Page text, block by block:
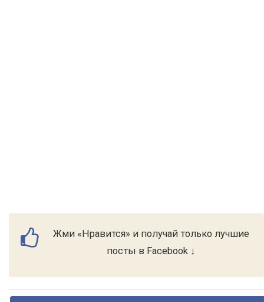
Жми «Нравится» и получай только лучшие
посты в Facebook ↓